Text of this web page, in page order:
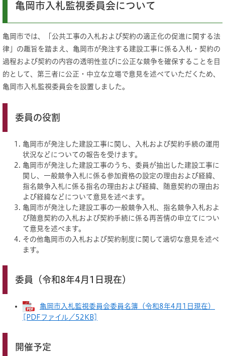
亀岡市入札監視委員会について
亀岡市では、「公共工事の入札および契約の適正化の促進に関する法
律」の趣旨を踏まえ、亀岡市が発注する建設工事に係る入札・契約の
過程および契約の内容の透明性並びに公正な競争を確保することを目
的として、第三者に公正・中立な立場で意見を述べていただくため、
亀岡市入札監視委員会を設置しました。
委員の役割
亀岡市が発注した建設工事に関し、入札および契約手続の運用
状況などについての報告を受けます。
亀岡市が発注した建設工事のうち、委員が抽出した建設工事に
関し、一般競争入札に係る参加資格の設定の理由および経緯、
指名競争入札に係る指名の理由および経緯、随意契約の理由お
よび経緯などについて意見を述べます。
亀岡市が発注した建設工事の一般競争入札、指名競争入札およ
び随意契約の入札および契約手続に係る再苦情の申立てについ
て意見を述べます。
その他亀岡市の入札および契約制度に関して適切な意見を述べ
ます。
委員（令和8年4月1日現在）
亀岡市入札監視委員会委員名簿（令和8年4月1日現在）
[PDFファイル／52KB]
開催予定